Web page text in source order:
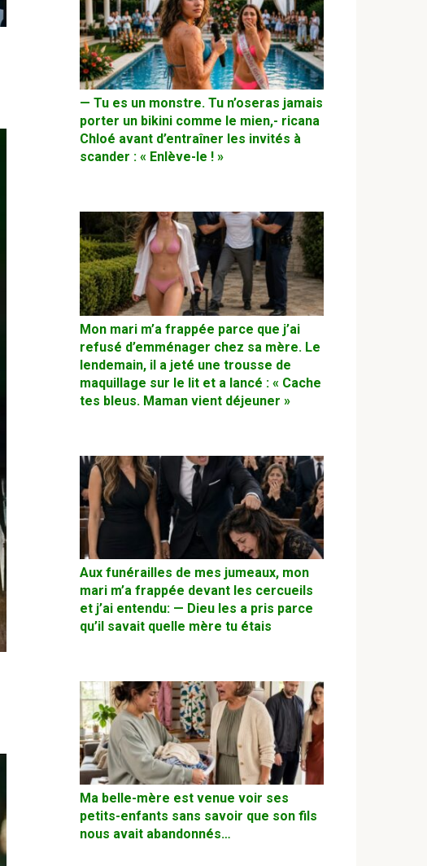
— Tu es un monstre. Tu n’oseras jamais
porter un bikini comme le mien,- ricana
Chloé avant d’entraîner les invités à
scander : « Enlève-le ! »
Mon mari m’a frappée parce que j’ai
refusé d’emménager chez sa mère. Le
lendemain, il a jeté une trousse de
maquillage sur le lit et a lancé : « Cache
tes bleus. Maman vient déjeuner »
Aux funérailles de mes jumeaux, mon
mari m’a frappée devant les cercueils
et j’ai entendu: — Dieu les a pris parce
qu’il savait quelle mère tu étais
Ma belle-mère est venue voir ses
petits-enfants sans savoir que son fils
nous avait abandonnés…